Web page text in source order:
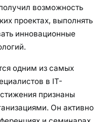
возможность
проектах, выполнять
инновационные
одним из самых
в IT-
признаны
Он активно